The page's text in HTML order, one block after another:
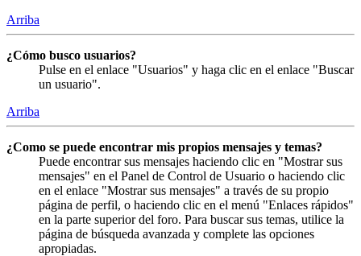
Arriba
¿Cómo busco usuarios?
Pulse en el enlace "Usuarios" y haga clic en el enlace "Buscar
un usuario".
Arriba
¿Como se puede encontrar mis propios mensajes y temas?
Puede encontrar sus mensajes haciendo clic en "Mostrar sus
mensajes" en el Panel de Control de Usuario o haciendo clic
en el enlace "Mostrar sus mensajes" a través de su propio
página de perfil, o haciendo clic en el menú "Enlaces rápidos"
en la parte superior del foro. Para buscar sus temas, utilice la
página de búsqueda avanzada y complete las opciones
apropiadas.